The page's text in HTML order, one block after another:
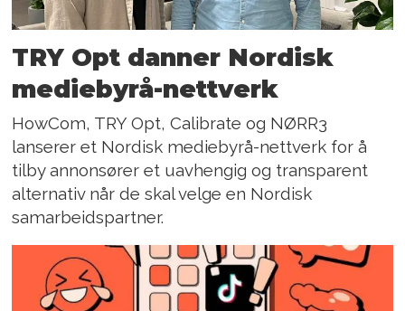
TRY Opt danner Nordisk
mediebyrå-nettverk
HowCom, TRY Opt, Calibrate og NØRR3
lanserer et Nordisk mediebyrå-nettverk for å
tilby annonsører et uavhengig og transparent
alternativ når de skal velge en Nordisk
samarbeidspartner.